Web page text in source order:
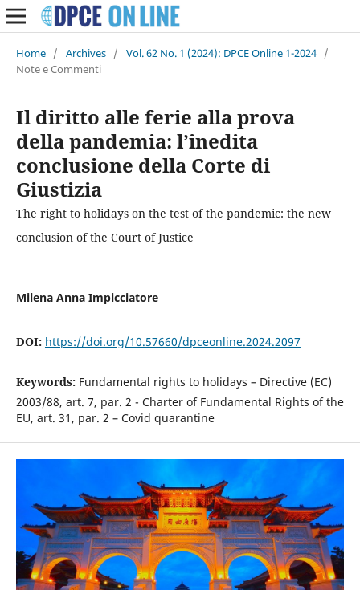
Home / Archives / Vol. 62 No. 1 (2024): DPCE Online 1-2024 /
Note e Commenti
Il diritto alle ferie alla prova
della pandemia: l’inedita
conclusione della Corte di
Giustizia
The right to holidays on the test of the pandemic: the new
conclusion of the Court of Justice
Milena Anna Impicciatore
DOI: https://doi.org/10.57660/dpceonline.2024.2097
Keywords: Fundamental rights to holidays – Directive (EC)
2003/88, art. 7, par. 2 - Charter of Fundamental Rights of the
EU, art. 31, par. 2 – Covid quarantine